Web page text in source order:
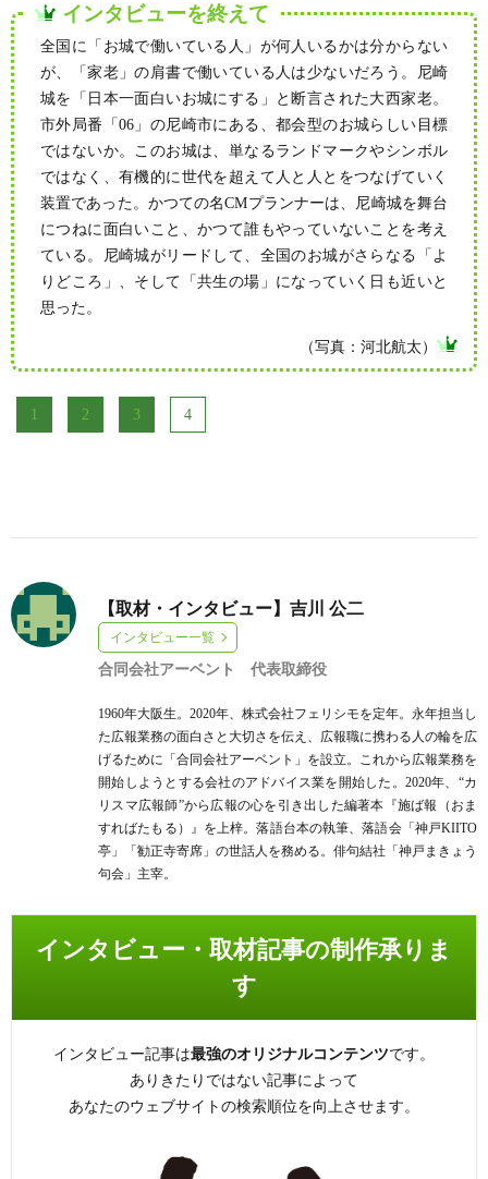
インタビューを終えて
全国に「お城で働いている人」が何人いるかは分からない
が、「家老」の肩書で働いている人は少ないだろう。尼崎
城を「日本一面白いお城にする」と断言された大西家老。
市外局番「06」の尼崎市にある、都会型のお城らしい目標
ではないか。このお城は、単なるランドマークやシンボル
ではなく、有機的に世代を超えて人と人とをつなげていく
装置であった。かつての名CMプランナーは、尼崎城を舞台
につねに面白いこと、かつて誰もやっていないことを考え
ている。尼崎城がリードして、全国のお城がさらなる「よ
りどころ」、そして「共生の場」になっていく日も近いと
思った。
（写真：河北航太）
1 2 3 4
【取材・インタビュー】吉川 公二
インタビュー一覧
合同会社アーベント 代表取締役
1960年大阪生。2020年、株式会社フェリシモを定年。永年担当し
た広報業務の面白さと大切さを伝え、広報職に携わる人の輪を広
げるために「合同会社アーベント」を設立。これから広報業務を
開始しようとする会社のアドバイス業を開始した。2020年、“カ
リスマ広報師”から広報の心を引き出した編著本『施ば報（おま
すればたもる）』を上梓。落語台本の執筆、落語会「神戸KIITO
亭」「勧正寺寄席」の世話人を務める。俳句結社「神戸まきょう
句会」主宰。
インタビュー・取材記事の制作承りま
す
インタビュー記事は最強のオリジナルコンテンツです。
ありきたりではない記事によって
あなたのウェブサイトの検索順位を向上させます。